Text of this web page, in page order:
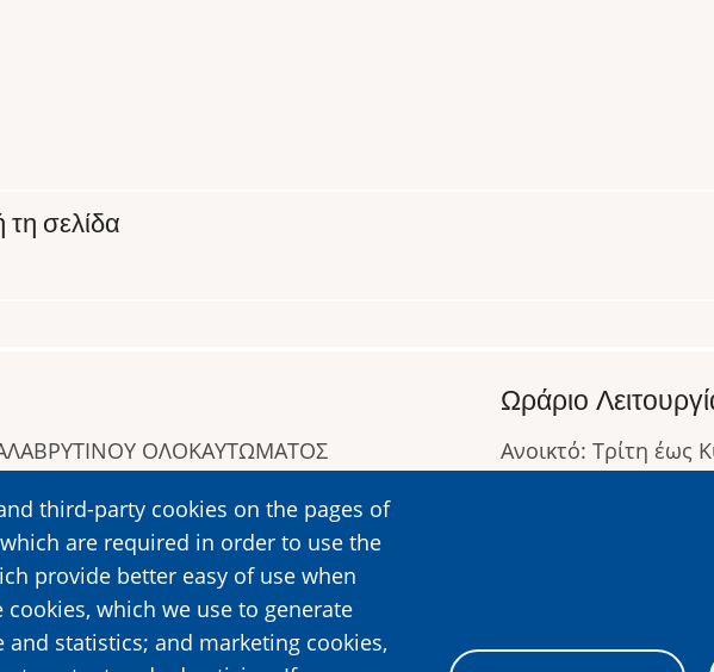
τη σελίδα
third-party cookies on the pages of
are required in order to use the
provide better easy of use when
which we use to generate
statistics; and marketing cookies,
ΟΛΟΚΑΥΤΩΜΑΤΟΣ
Ωράριο
Ανοικτό: Τρίτη έως
Image Image